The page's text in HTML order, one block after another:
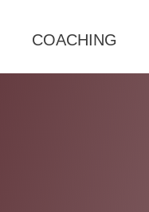
COACHING